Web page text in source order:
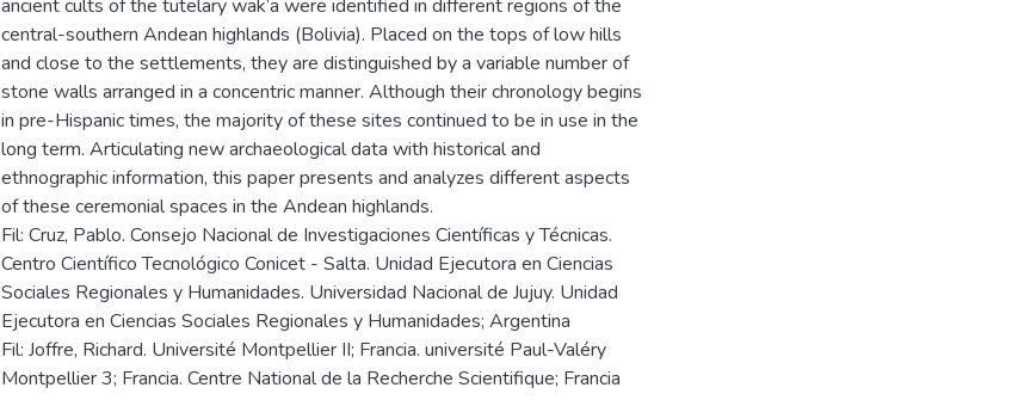
ancient cults of the tutelary wak’a were identified in different regions of the
central-southern Andean highlands (Bolivia). Placed on the tops of low hills
and close to the settlements, they are distinguished by a variable number of
stone walls arranged in a concentric manner. Although their chronology begins
in pre-Hispanic times, the majority of these sites continued to be in use in the
long term. Articulating new archaeological data with historical and
ethnographic information, this paper presents and analyzes different aspects
of these ceremonial spaces in the Andean highlands.
Fil: Cruz, Pablo. Consejo Nacional de Investigaciones Científicas y Técnicas.
Centro Científico Tecnológico Conicet - Salta. Unidad Ejecutora en Ciencias
Sociales Regionales y Humanidades. Universidad Nacional de Jujuy. Unidad
Ejecutora en Ciencias Sociales Regionales y Humanidades; Argentina
Fil: Joffre, Richard. Université Montpellier II; Francia. université Paul-Valéry
Montpellier 3; Francia. Centre National de la Recherche Scientifique; Francia